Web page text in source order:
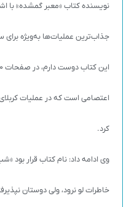
نویسنده کتاب «معبر گمشده» با
جذاب‌ترین عملیات‌ها به‌ویژه برای
اعتصامی است که در عملیات
کرد.
وی ادامه داد: نام کتاب قرار بود
خاطرات لو نرود، ولی دوستان